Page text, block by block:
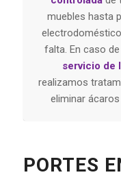
muebles hasta
falta. En caso
servicio de
realizamos
eliminar
PORTES